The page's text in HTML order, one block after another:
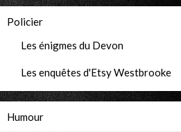
Policier
Les énigmes du Devon
Les enquêtes d'Etsy Westbrooke
Humour